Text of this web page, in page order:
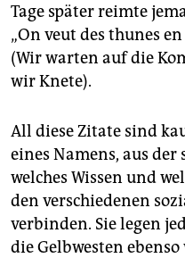
Tage später reimte
„On veut des thunes
(Wir warten auf die
wir Knete).
All diese Zitate sind
eines Namens, aus
welches Wissen und
den verschiedenen
verbinden. Sie legen
die Gelbwesten